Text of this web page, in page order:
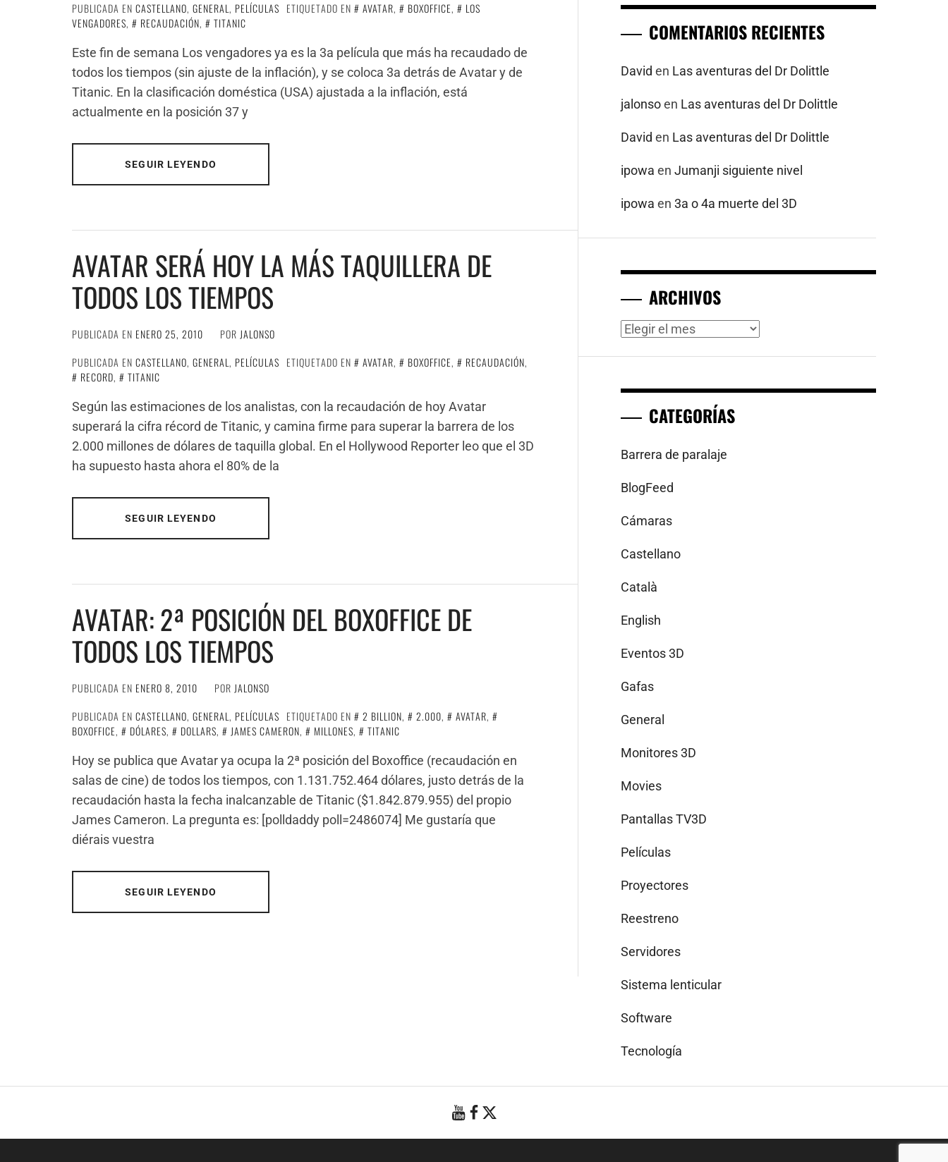
PUBLICADA EN CASTELLANO, GENERAL, PELÍCULAS ETIQUETADO EN AVATAR, BOXOFFICE,
LOS
VENGADORES, RECAUDACIÓN,
TITANIC
Este fin de semana Los vengadores ya es la 3a película que más ha recaudado de
todos los tiempos (sin ajuste de la inflación), y se coloca 3a detrás de Avatar y de
Titanic. En la clasificación doméstica (USA) ajustada a la inflación, está
actualmente en la posición 37 y
SEGUIR LEYENDO
AVATAR SERÁ HOY LA MÁS TAQUILLERA DE
TODOS LOS TIEMPOS
PUBLICADA EN ENERO 25, 2010 POR JALONSO
PUBLICADA EN CASTELLANO, GENERAL, PELÍCULAS ETIQUETADO EN AVATAR, BOXOFFICE, RECAUDACIÓN,
RECORD,
TITANIC
Según las estimaciones de los analistas, con la recaudación de hoy Avatar
superará la cifra récord de Titanic, y camina firme para superar la barrera de los
2.000 millones de dólares de taquilla global. En el Hollywood Reporter leo que el 3D
ha supuesto hasta ahora el 80% de la
SEGUIR LEYENDO
AVATAR: 2ª POSICIÓN DEL BOXOFFICE DE
TODOS LOS TIEMPOS
PUBLICADA EN ENERO 8, 2010 POR JALONSO
PUBLICADA EN CASTELLANO, GENERAL, PELÍCULAS ETIQUETADO EN 2 BILLION, 2.000, AVATAR,
BOXOFFICE, DÓLARES, DOLLARS, JAMES CAMERON, MILLONES,
TITANIC
Hoy se publica que Avatar ya ocupa la 2ª posición del Boxoffice (recaudación en
salas de cine) de todos los tiempos, con 1.131.752.464 dólares, justo detrás de la
recaudación hasta la fecha inalcanzable de Titanic ($1.842.879.955) del propio
James Cameron. La pregunta es: [polldaddy poll=2486074] Me gustaría que
diérais vuestra
SEGUIR LEYENDO
COMENTARIOS RECIENTES
David en Las aventuras del Dr Dolittle
jalonsoen Las aventuras del Dr Dolittle
David en Las aventuras del Dr Dolittle
ipowa enJumanji siguiente nivel
ipowa en3a o 4a muerte del 3D
ARCHIVOS
Archivos
CATEGORÍAS
Barrera de paralaje
BlogFeed
Cámaras
Castellano
Català
English
Eventos 3D
Gafas
General
Monitores 3D
Movies
Pantallas TV3D
Películas
Proyectores
Reestreno
Servidores
Sistema lenticular
Software
Tecnología